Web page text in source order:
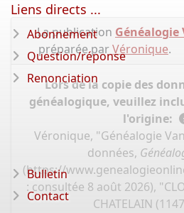
La publication Généalogie
préparée parVéronique.
Lors de la copie des
généalogique, veuillez
l'origine:
Véronique, "Généalogie
données,
(https://
: consultée 8 août 2026),
CHATELAIN
Liens directs ...
Abonnement
Question/réponse
Renonciation
Bulletin
Contact